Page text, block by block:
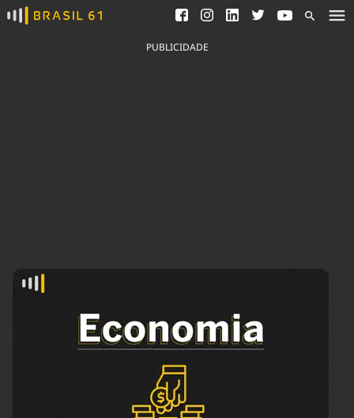
Ver todas as notícias
Saneamento
Indicadores
Agronegócios
Economia
Educação
Infraestrutura
Internacional
Podcast
Política
Saúde
PUBLICIDADE